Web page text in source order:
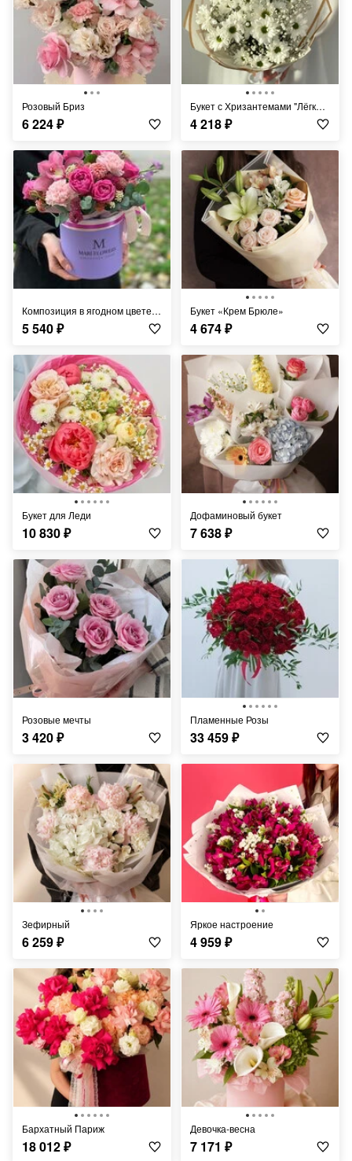
Розовый Бриз
6 224₽
Букет с Хризантемами "Лёгкий Ветерок"
4 218₽
Композиция в ягодном цвете с орхидеями
5 540₽
Букет «Крем Брюле»
4 674₽
Букет для Леди
10 830₽
Дофаминовый букет
7 638₽
Розовые мечты
3 420₽
Пламенные Розы
33 459₽
Зефирный
6 259₽
Яркое настроение
4 959₽
Бархатный Париж
18 012₽
Девочка-весна
7 171 ₽